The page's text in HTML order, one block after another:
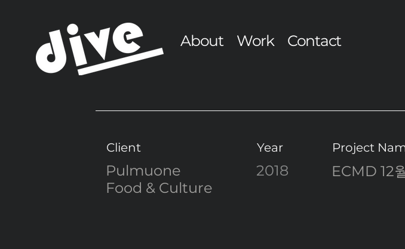
About Work Contact
Client
Pulmuone
Food & Culture
Year
2018
Project
ECMD 12